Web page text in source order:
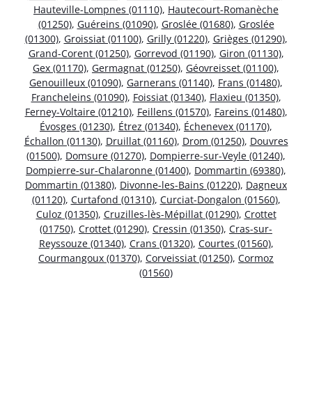
Hauteville-Lompnes (01110), Hautecourt-Romanèche
(01250), Guéreins (01090), Groslée (01680), Groslée
(01300), Groissiat (01100), Grilly (01220), Grièges (01290),
Grand-Corent (01250), Gorrevod (01190), Giron (01130),
Gex (01170), Germagnat (01250), Géovreisset (01100),
Genouilleux (01090), Garnerans (01140), Frans (01480),
Francheleins (01090), Foissiat (01340), Flaxieu (01350),
Ferney-Voltaire (01210), Feillens (01570), Fareins (01480),
Évosges (01230), Étrez (01340), Échenevex (01170),
Échallon (01130), Druillat (01160), Drom (01250), Douvres
(01500), Domsure (01270), Dompierre-sur-Veyle (01240),
Dompierre-sur-Chalaronne (01400), Dommartin (69380),
Dommartin (01380), Divonne-les-Bains (01220), Dagneux
(01120), Curtafond (01310), Curciat-Dongalon (01560),
Culoz (01350), Cruzilles-lès-Mépillat (01290), Crottet
(01750), Crottet (01290), Cressin (01350), Cras-sur-
Reyssouze (01340), Crans (01320), Courtes (01560),
Courmangoux (01370), Corveissiat (01250), Cormoz
(01560)